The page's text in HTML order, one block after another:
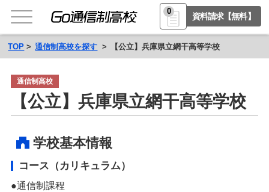
0
資料請求【無料】
TOP 通信制高校を探す 【公立】兵庫県立網干高等学校
通信制高校
【公立】兵庫県立網干高等学校
学校基本情報
コース（カリキュラム）
通信制課程